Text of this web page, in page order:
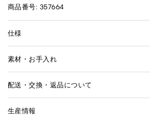
商品番号: 357664
仕様
素材・お手入れ
配送・交換・返品について
生産情報